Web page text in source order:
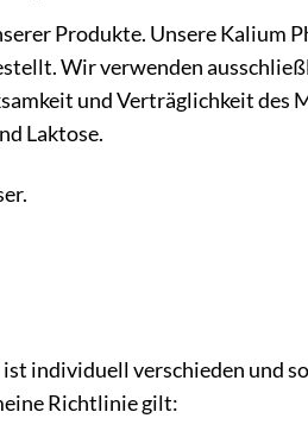
Produkte. Unsere Kalium
Wir verwenden
und Verträglichkeit des
Laktose.
individuell verschieden und
Richtlinie gilt: